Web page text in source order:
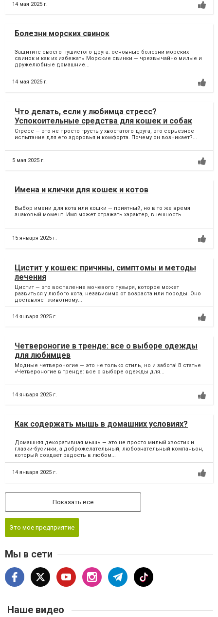
14 мая 2025 г.
Болезни морских свинок
Защитите своего пушистого друга: основные болезни морских
свинок и как их избежать Морские свинки — чрезвычайно милые и
дружелюбные домашние...
14 мая 2025 г.
Что делать, если у любимца стресс?
Успокоительные средства для кошек и собак
Стресс — это не просто грусть у хвостатого друга, это серьезное
испытание для его здоровья и комфорта. Почему он возникает?...
5 мая 2025 г.
Имена и клички для кошек и котов
Выбор имени для кота или кошки — приятный, но в то же время
знаковый момент. Имя может отражать характер, внешность...
15 января 2025 г.
Цистит у кошек: причины, симптомы и методы
лечения
Цистит — это воспаление мочевого пузыря, которое может
развиться у любого кота, независимо от возраста или породы. Оно
доставляет животному...
14 января 2025 г.
Четвероногие в тренде: все о выборе одежды
для любимцев
Модные четвероногие — это не только стиль, но и забота! В статье
«Четвероногие в тренде: все о выборе одежды для...
14 января 2025 г.
Как содержать мышь в домашних условиях?
Домашняя декоративная мышь — это не просто милый хвостик и
глазки-бусинки, а доброжелательный, любознательный компаньон,
который создает радость в любом...
14 января 2025 г.
Показать все
Это мое предприятие
Мы в сети
Наше видео